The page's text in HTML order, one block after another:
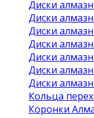
Диски
Диски
Диски
Диски
Диски
Диски
Диски
Кольца
Коронки